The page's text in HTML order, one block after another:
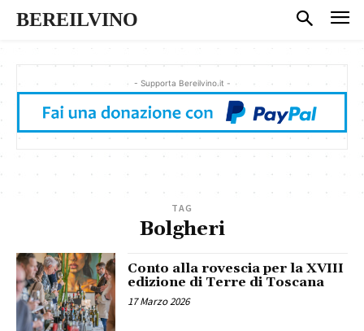
BEREILVINO
- Supporta Bereilvino.it -
TAG
Bolgheri
Conto alla rovescia per la XVIII
edizione di Terre di Toscana
17 Marzo 2026